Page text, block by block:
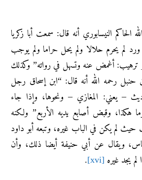
الحاكم النيسابوري أنه قال: سمعت أبا زكريا
ورد لم يحرم حلالا ولم يحل حراما ولم يوجب
ترهيب: أغمض عنه وتسهل في رواته” وكذلك
حنبل رحمه الله أنه قال: “ابن إسحاق رجل
– يعني: المغازي – ونحوها، وإذا جاء
هكذا، وقبض أصابع يديه الأربع” ولكنه
حيث لم يكن في الباب غيره، وتبعه أبو داود
ويقال عن أبي حنيفة أيضا ذلك، وأن
لم يجد غيره [xvi]
.